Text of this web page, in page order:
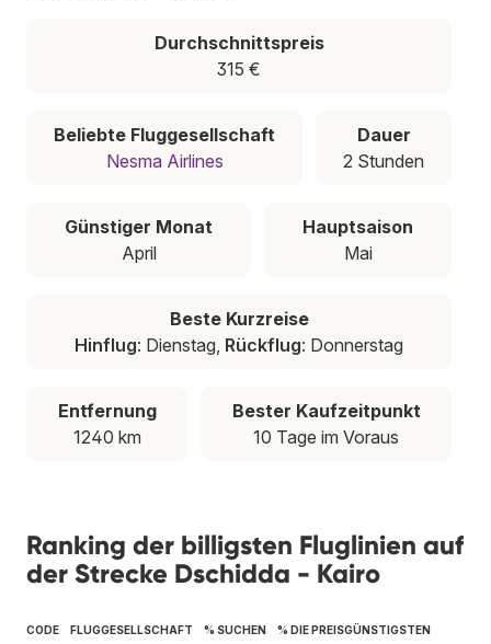
Durchschnittspreis
315 €
Beliebte Fluggesellschaft
Nesma Airlines
Dauer
2 Stunden
Günstiger Monat
April
Hauptsaison
Mai
Beste Kurzreise
Hinflug: Dienstag, Rückflug: Donnerstag
Entfernung
1240 km
Bester Kaufzeitpunkt
10 Tage im Voraus
Ranking der billigsten Fluglinien auf
der Strecke Dschidda - Kairo
CODE FLUGGESELLSCHAFT % SUCHEN % DIE PREISGÜNSTIGSTEN